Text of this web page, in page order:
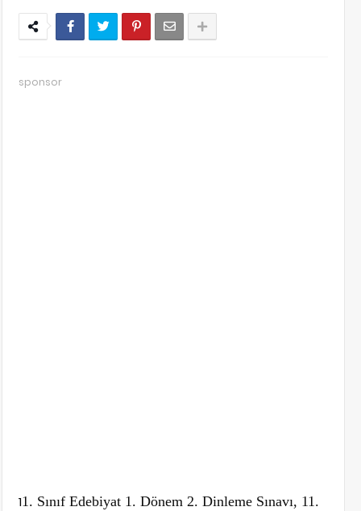
sponsor
11. Sınıf Edebiyat 1. Dönem 2. Dinleme Sınavı, 11.